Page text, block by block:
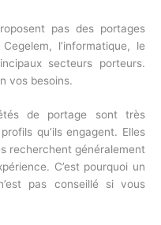
pas des portages
l’informatique, le
secteurs porteurs.
vos besoins.
de portage sont très
qu’ils engagent. Elles
recherchent généralement
C’est pourquoi un
pas conseillé si vous